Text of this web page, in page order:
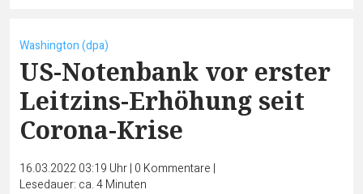
Washington (dpa)
US-Notenbank vor erster
Leitzins-Erhöhung seit
Corona-Krise
16.03.2022 03:19 Uhr| 0 Kommentare |
Lesedauer: ca. 4 Minuten